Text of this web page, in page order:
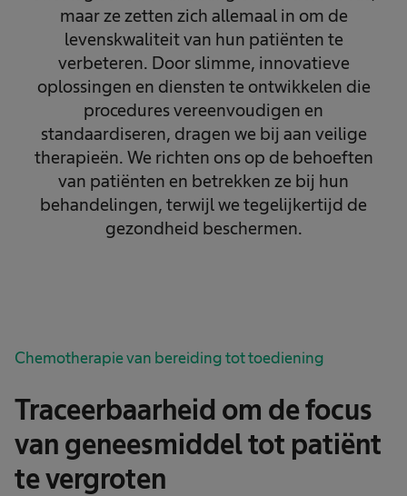
maar ze zetten zich allemaal in om de
levenskwaliteit van hun patiënten te
verbeteren. Door slimme, innovatieve
oplossingen en diensten te ontwikkelen die
procedures vereenvoudigen en
standaardiseren, dragen we bij aan veilige
therapieën. We richten ons op de behoeften
van patiënten en betrekken ze bij hun
behandelingen, terwijl we tegelijkertijd de
gezondheid beschermen.
Chemotherapie van bereiding tot toediening
Traceerbaarheid om de focus
van geneesmiddel tot patiënt
te vergroten​